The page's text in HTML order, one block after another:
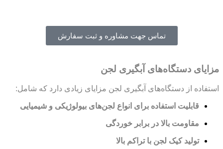
تماس جهت مشاوره و ثبت سفارش
مزایای دستگاه‌های آبگیری لجن
استفاده از دستگاه‌های آبگیری لجن مزایای زیادی دارد که شامل:
قابلیت استفاده برای انواع لجن‌های بیولوژیکی و شیمیایی
مقاومت بالا در برابر خوردگی
تولید کیک لجن با تراکم بالا